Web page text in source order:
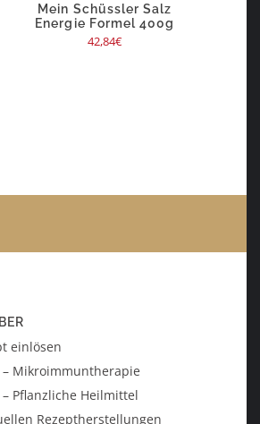
Mein Schüssler Salz
Energie Formel 400g
42,84€
einlösen
– Mikroimmuntherapie
– Pflanzliche Heilmittel
Rezeptherstellungen